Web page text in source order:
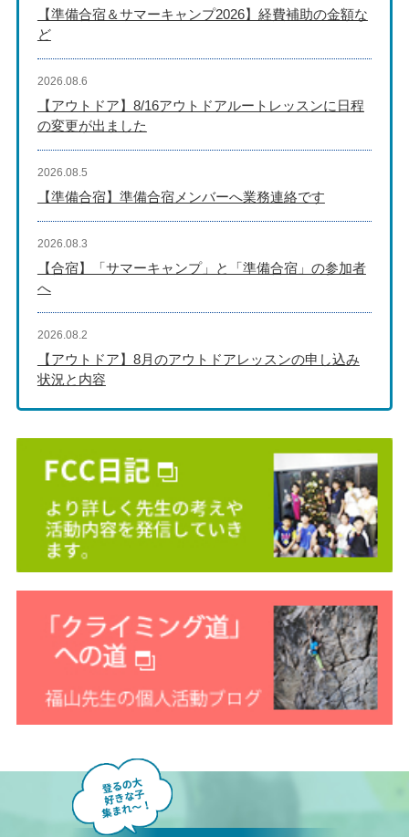
【準備合宿＆サマーキャンプ2026】経費補助の金額な
ど
【アウトドア】8/16アウトドアルートレッスンに日程
の変更が出ました
2026.08.6
【準備合宿】準備合宿メンバーへ業務連絡です
2026.08.5
【合宿】「サマーキャンプ」と「準備合宿」の参加者
へ
2026.08.3
【アウトドア】8月のアウトドアレッスンの申し込み
状況と内容
2026.08.2